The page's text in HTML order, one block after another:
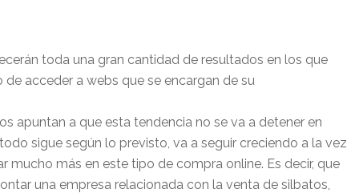
toda una gran cantidad de resultados en los que
acceder a webs que se encargan de su
apuntan a que esta tendencia no se va a detener en
sigue según lo previsto, va a seguir creciendo a la vez
mucho más en este tipo de compra online. Es decir, que
una empresa relacionada con la venta de silbatos,